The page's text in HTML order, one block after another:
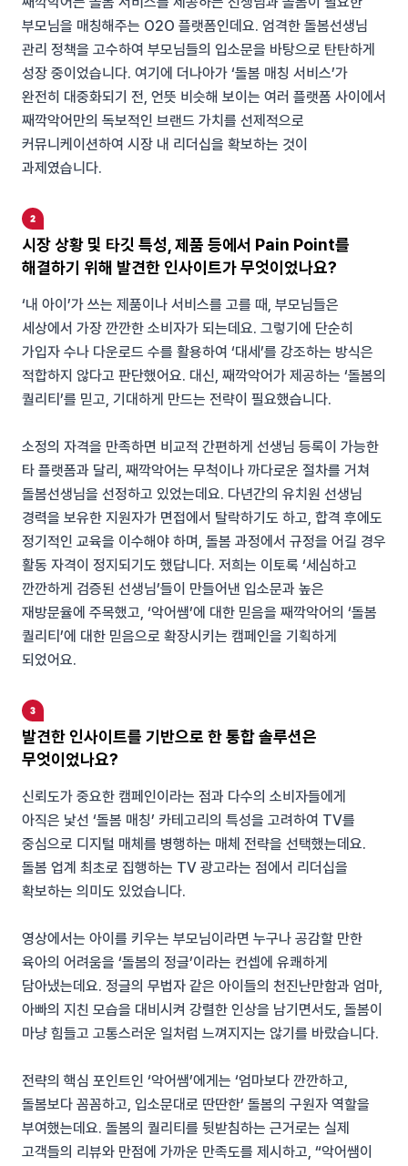
부모님을 매칭해주는 O2O 플랫폼인데요. 엄격한 돌봄선생님
관리 정책을 고수하여 부모님들의 입소문을 바탕으로 탄탄하게
성장 중이었습니다. 여기에 더나아가 ‘돌봄 매칭 서비스’가
완전히 대중화되기 전, 언뜻 비슷해 보이는 여러 플랫폼 사이에서
째깍악어만의 독보적인 브랜드 가치를 선제적으로
커뮤니케이션하여 시장 내 리더십을 확보하는 것이
과제였습니다.
시장 상황 및 타깃 특성, 제품 등에서 Pain Point를
해결하기 위해 발견한 인사이트가 무엇이었나요?
‘내 아이’가 쓰는 제품이나 서비스를 고를 때, 부모님들은
세상에서 가장 깐깐한 소비자가 되는데요. 그렇기에 단순히
가입자 수나 다운로드 수를 활용하여 ‘대세’를 강조하는 방식은
적합하지 않다고 판단했어요. 대신, 째깍악어가 제공하는 ‘돌봄의
퀄리티’를 믿고, 기대하게 만드는 전략이 필요했습니다.
소정의 자격을 만족하면 비교적 간편하게 선생님 등록이 가능한
타 플랫폼과 달리, 째깍악어는 무척이나 까다로운 절차를 거쳐
돌봄선생님을 선정하고 있었는데요. 다년간의 유치원 선생님
경력을 보유한 지원자가 면접에서 탈락하기도 하고, 합격 후에도
정기적인 교육을 이수해야 하며, 돌봄 과정에서 규정을 어길 경우
활동 자격이 정지되기도 했답니다. 저희는 이토록 ‘세심하고
깐깐하게 검증된 선생님’들이 만들어낸 입소문과 높은
재방문율에 주목했고, ‘악어쌤’에 대한 믿음을 째깍악어의 ‘돌봄
퀄리티’에 대한 믿음으로 확장시키는 캠페인을 기획하게
되었어요.
발견한 인사이트를 기반으로 한 통합 솔루션은
무엇이었나요?
신뢰도가 중요한 캠페인이라는 점과 다수의 소비자들에게
아직은 낯선 ‘돌봄 매칭’ 카테고리의 특성을 고려하여 TV를
중심으로 디지털 매체를 병행하는 매체 전략을 선택했는데요.
돌봄 업계 최초로 집행하는 TV 광고라는 점에서 리더십을
확보하는 의미도 있었습니다.
영상에서는 아이를 키우는 부모님이라면 누구나 공감할 만한
육아의 어려움을 ‘돌봄의 정글’이라는 컨셉에 유쾌하게
담아냈는데요. 정글의 무법자 같은 아이들의 천진난만함과 엄마,
아빠의 지친 모습을 대비시켜 강렬한 인상을 남기면서도, 돌봄이
마냥 힘들고 고통스러운 일처럼 느껴지지는 않기를 바랐습니다.
전략의 핵심 포인트인 ‘악어쌤’에게는 ‘엄마보다 깐깐하고,
돌봄보다 꼼꼼하고, 입소문대로 딴딴한’ 돌봄의 구원자 역할을
부여했는데요. 돌봄의 퀄리티를 뒷받침하는 근거로는 실제
고객들의 리뷰와 만점에 가까운 만족도를 제시하고, “악어쌤이